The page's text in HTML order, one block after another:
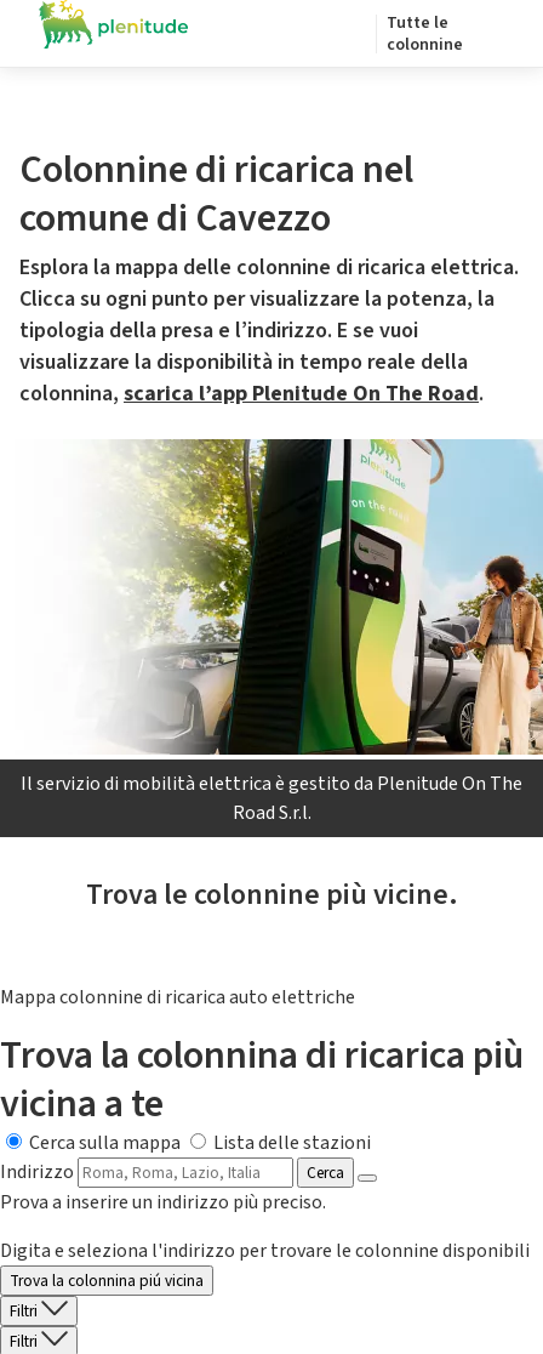
Tutte le
colonnine
Colonnine di ricarica nel
comune di Cavezzo
Esplora la mappa delle colonnine di ricarica elettrica.
Clicca su ogni punto per visualizzare la potenza, la
tipologia della presa e l’indirizzo. E se vuoi
visualizzare la disponibilità in tempo reale della
colonnina, scarica l’app Plenitude On The Road.
Il servizio di mobilità elettrica è gestito da Plenitude On The
Road S.r.l.
Trova le colonnine più vicine.
Mappa colonnine di ricarica auto elettriche
Trova la colonnina di ricarica più
vicina a te
Cerca sulla mappa
Lista delle stazioni
Indirizzo
Cerca
Prova a inserire un indirizzo più preciso.
Digita e seleziona l'indirizzo per trovare le colonnine disponibili
Trova la colonnina piú vicina
Filtri
Filtri